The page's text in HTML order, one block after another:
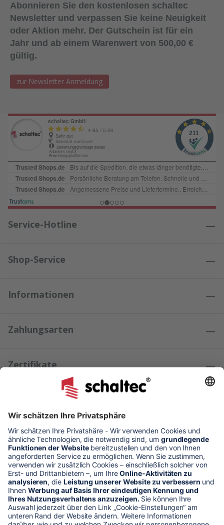
Abonnieren Sie den kostenlosen schaltec
Newsletter und verpassen Sie keine Neuigkeit
oder Aktion mehr. Der Gutschein ist für ein
Jahr und ab einem Warenwert von 500,00 €
gültig.
zur Newsletter Anmeldung
Service-Hotline
Shop-Service
Informationen
Zahlungsarten
Zertifikate
Kundenmeinungen
* Alle Preise verstehen sich zzgl. Mehrwertsteuer und Versandkosten